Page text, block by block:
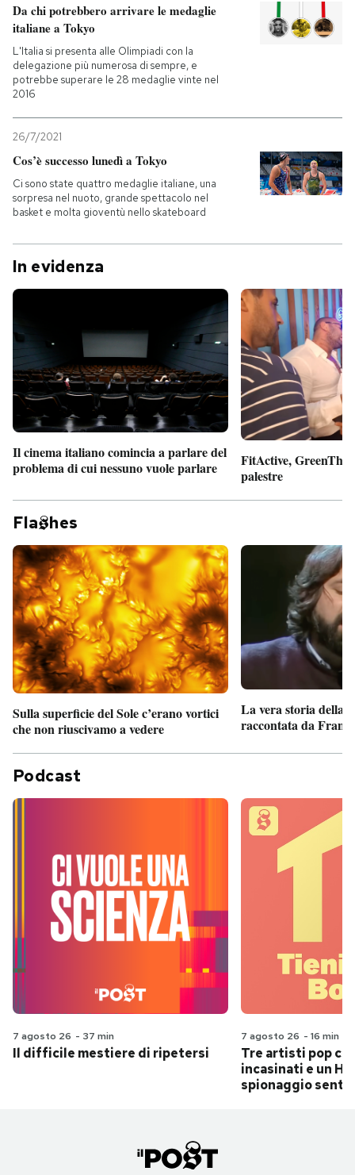
Da chi potrebbero arrivare le medaglie
italiane a Tokyo
L'Italia si presenta alle Olimpiadi con la
delegazione più numerosa di sempre, e
potrebbe superare le 28 medaglie vinte nel
2016
26/7/2021
Cos’è successo lunedì a Tokyo
Ci sono state quattro medaglie italiane, una
sorpresa nel nuoto, grande spettacolo nel
basket e molta gioventù nello skateboard
In evidenza
Il cinema italiano comincia a parlare del
problema di cui nessuno vuole parlare
FitActive,
palestre
Fla hes
Sulla superficie del Sole c’erano vortici
che non riuscivamo a vedere
La vera storia della
raccontata da
Podcast
7 agosto 26 - 37 min
Il difficile mestiere di ripetersi
7 agosto 26 - 16 min
Tre artisti pop
incasinati e un
spionaggio